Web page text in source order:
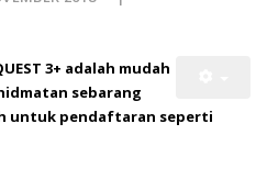
3+ adalah mudah
sebarang
untuk pendaftaran seperti